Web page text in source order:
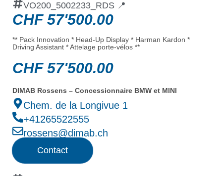
VO200_5002233_RDS 📍
CHF57'500.00
** Pack Innovation * Head-Up Display * Harman Kardon *
Driving Assistant * Attelage porte-vélos **
CHF57'500.00
DIMAB Rossens – Concessionnaire BMW et MINI
Chem. de la Longivue 1
+41265522555
rossens@dimab.ch
Contact